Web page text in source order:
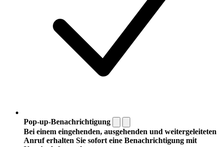
Pop-up-Benachrichtigung
Bei einem eingehenden, ausgehenden und weitergeleiteten
Anruf erhalten Sie sofort eine Benachrichtigung mit